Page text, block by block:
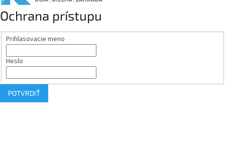
Ochrana prístupu
Prihlasovacie meno
Heslo
POTVRDIŤ